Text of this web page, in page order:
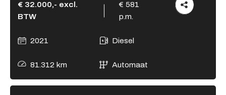
Zo
€ 32.000,- excl.
BTW
€ 581
p.m.
2021 Diesel
81.312 km Automaat